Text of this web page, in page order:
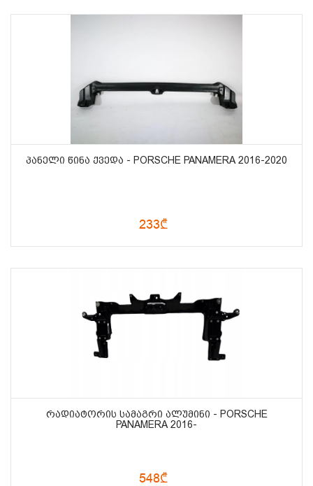
ᲞᲐᲜᲔᲚᲘ ᲬᲘᲜᲐ ᲥᲕᲔᲓᲐ - PORSCHE PANAMERA 2016-2020
233₾
ᲠᲐᲓᲘᲐᲢᲝᲠᲘᲡ ᲡᲐᲛᲐᲒᲠᲘ ᲐᲚᲣᲛᲘᲜᲘ - PORSCHE
PANAMERA 2016-
548₾